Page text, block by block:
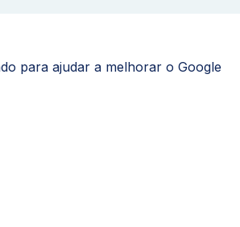
para ajudar a melhorar o Google